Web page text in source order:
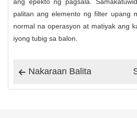
ang epekto ng pagsala.
palitan ang elemento ng filter upang
normal na operasyon at matiyak ang
iyong tubig sa balon.
 Nakaraan Balita